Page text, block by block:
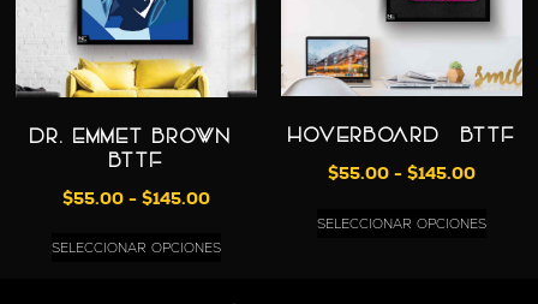
Dr. EMMET BROWN –
BTTF
$55.00 - $145.00
SELECCIONAR OPCIONES
HOVERBOARD – BTTF
$55.00 - $145.00
SELECCIONAR OPCIONES